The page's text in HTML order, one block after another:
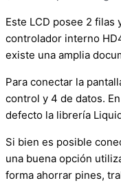
Este LCD posee 2 filas
controlador interno
existe una amplia
Para conectar la
control y 4 de datos.
defecto la librería
Si bien es posible
una buena opción
forma ahorrar pines,